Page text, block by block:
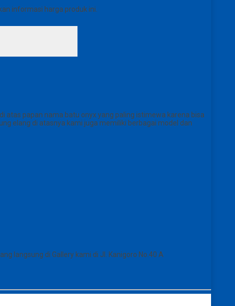
informasi harga produk ini.
atas papan nama batu onyx yang paling istimewa karena bisa
elang di atasnya kami juga memiliki berbagai model dan
langsung di Gallery kami di Jl. Kanigoro No.40 A